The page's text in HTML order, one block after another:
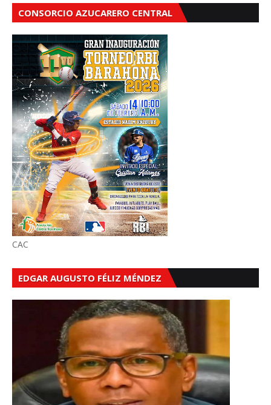
CONSORCIO AZUCARERO CENTRAL
CAC
EDGAR AUGUSTO FÉLIZ MÉNDEZ